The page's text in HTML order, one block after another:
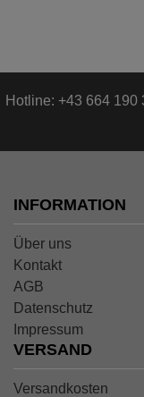
Hotline: +43 664
INFORMATION
Über uns
Kontakt
AGB
Datenschutz
Impressum
VERSAND
Versandkosten